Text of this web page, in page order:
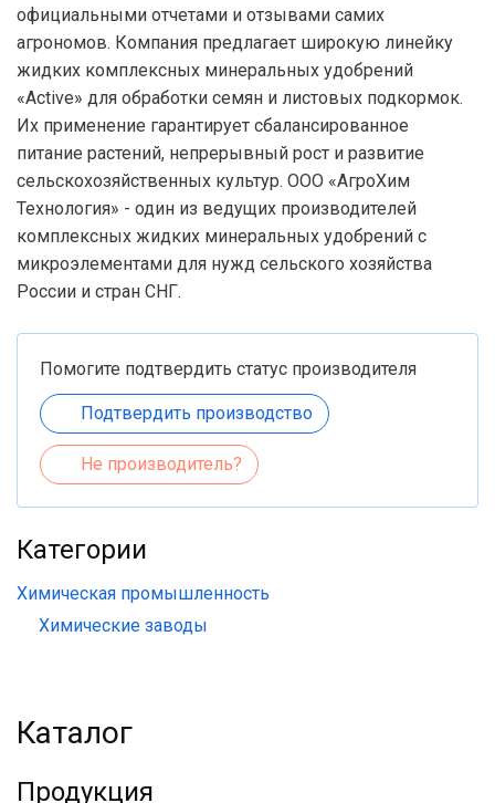
официальными отчетами и отзывами самих
агрономов. Компания предлагает широкую линейку
жидких комплексных минеральных удобрений
«Active» для обработки семян и листовых подкормок.
Их применение гарантирует сбалансированное
питание растений, непрерывный рост и развитие
сельскохозяйственных культур. ООО «АгроХим
Технология» - один из ведущих производителей
комплексных жидких минеральных удобрений с
микроэлементами для нужд сельского хозяйства
России и стран СНГ.
Помогите подтвердить статус производителя
Подтвердить производство
Не производитель?
Категории
Химическая промышленность
Химические заводы
Каталог
Продукция